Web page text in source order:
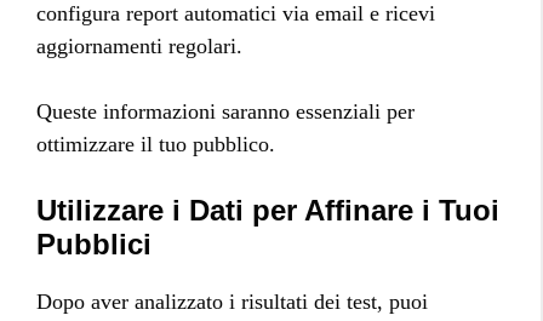
configura report automatici via email e ricevi
aggiornamenti regolari.
Queste informazioni saranno essenziali per
ottimizzare il tuo pubblico.
Utilizzare i Dati per Affinare i Tuoi
Pubblici
Dopo aver analizzato i risultati dei test, puoi